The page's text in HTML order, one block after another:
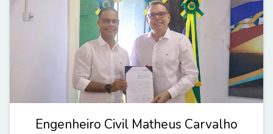
Engenheiro Civil Matheus Carvalho